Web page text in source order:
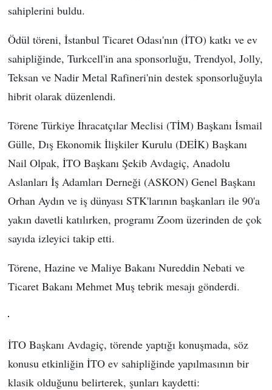
sahiplerini buldu.
Ödül töreni, İstanbul Ticaret Odası'nın (İTO) katkı ve ev
sahipliğinde, Turkcell'in ana sponsorluğu, Trendyol, Jolly,
Teksan ve Nadir Metal Rafineri'nin destek sponsorluğuyla
hibrit olarak düzenlendi.
Törene Türkiye İhracatçılar Meclisi (TİM) Başkanı İsmail
Gülle, Dış Ekonomik İlişkiler Kurulu (DEİK) Başkanı
Nail Olpak, İTO Başkanı Şekib Avdagiç, Anadolu
Aslanları İş Adamları Derneği (ASKON) Genel Başkanı
Orhan Aydın ve iş dünyası STK'larının başkanları ile 90'a
yakın davetli katılırken, programı Zoom üzerinden de çok
sayıda izleyici takip etti.
Törene, Hazine ve Maliye Bakanı Nureddin Nebati ve
Ticaret Bakanı Mehmet Muş tebrik mesajı gönderdi.
İTO Başkanı Avdagiç, törende yaptığı konuşmada, söz
konusu etkinliğin İTO ev sahipliğinde yapılmasının bir
klasik olduğunu belirterek, şunları kaydetti: